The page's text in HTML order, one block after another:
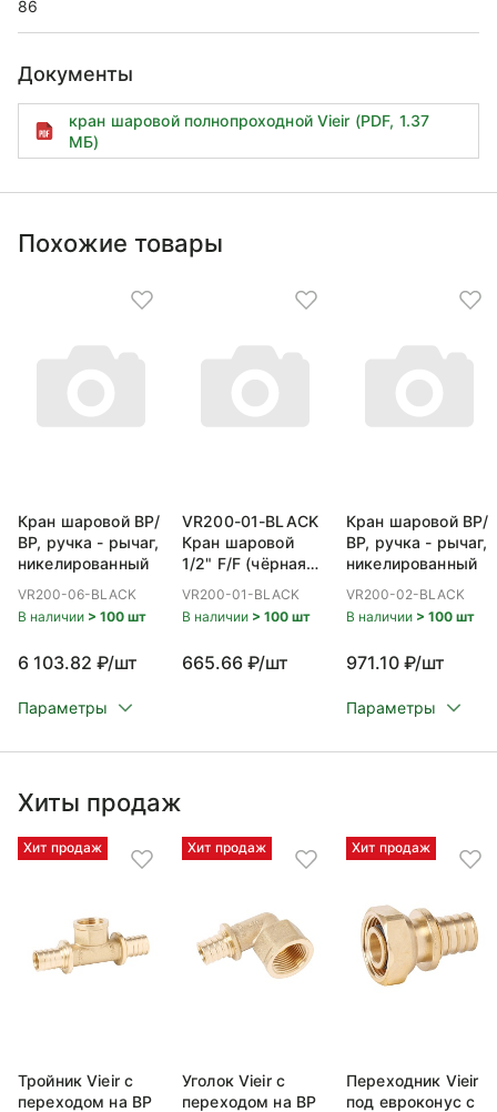
86
Документы
кран шаровой полнопроходной Vieir (PDF, 1.37
МБ)
Похожие товары
Кран шаровой ВP/
ВР, ручка - рычаг,
никелированный
VR200-06-BLACK
В наличии > 100 шт
6 103.82 ₽/шт
Параметры
VR200-01-BLACK
Кран шаровой
1/2" F/F (чёрная
(112/14шт)
VR200-01-BLACK
В наличии > 100 шт
665.66 ₽/шт
Кран шаровой ВP/
ВР, ручка - рычаг,
никелированный
VR200-02-BLACK
В наличии > 100 шт
971.10 ₽/шт
Параметры
Хиты продаж
Хит продаж
Тройник Vieir с
переходом на ВР
Хит продаж
Уголок Vieir с
переходом на ВР
Хит продаж
Переходник Vieir
под евроконус с